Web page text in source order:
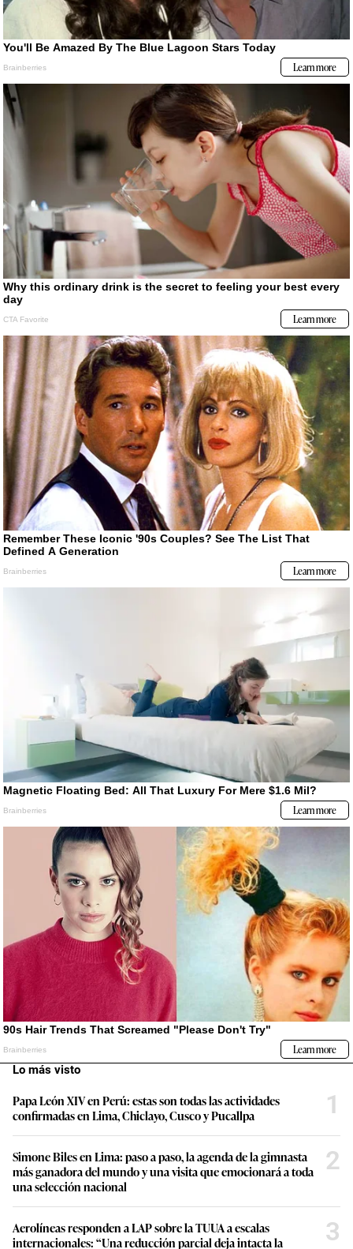
Lo más visto
Papa León XIV en Perú: estas son todas las actividades
confirmadas en Lima, Chiclayo, Cusco y Pucallpa
1
Simone Biles en Lima: paso a paso, la agenda de la gimnasta
más ganadora del mundo y una visita que emocionará a toda
una selección nacional
2
Aerolíneas responden a LAP sobre la TUUA a escalas
internacionales: “Una reducción parcial deja intacta la
3